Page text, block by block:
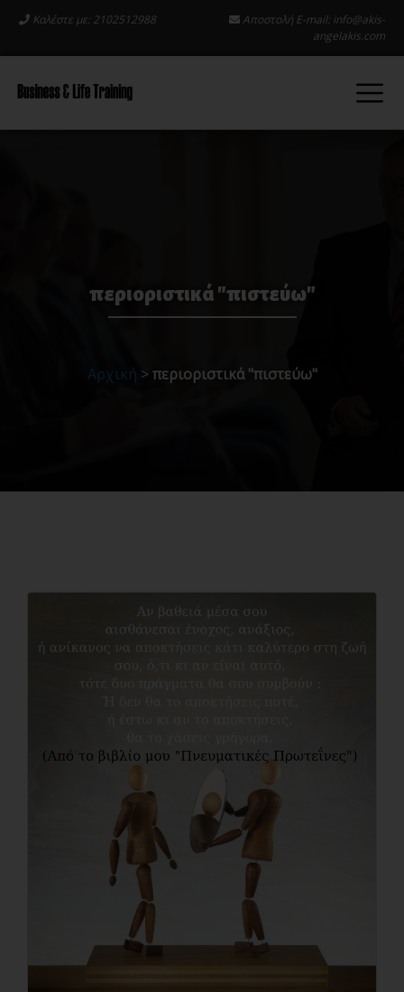
Καλέστε με: 2102512988 Αποστολή E-mail: info@akis-
angelakis.com
περιοριστικά "πιστεύω"
Αρχική > περιοριστικά "πιστεύω"